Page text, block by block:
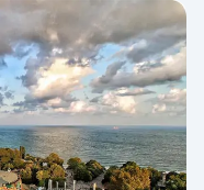
بهترین زمان سفر
هوا
بهترین زمان سفر
گردشگری
بهترین زمان سفر